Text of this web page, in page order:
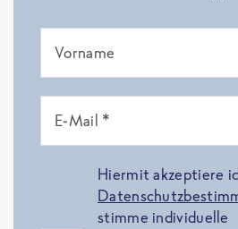
Vorname
E-Mail *
Hiermit akzeptiere
stimme individuelle